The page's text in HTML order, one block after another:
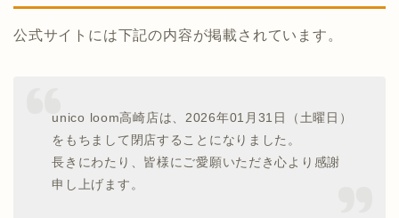
公式サイトには下記の内容が掲載されています。
unico loom高崎店は、2026年01月31日（土曜日）
をもちまして閉店することになりました。
長きにわたり、皆様にご愛願いただき心より感謝
申し上げます。